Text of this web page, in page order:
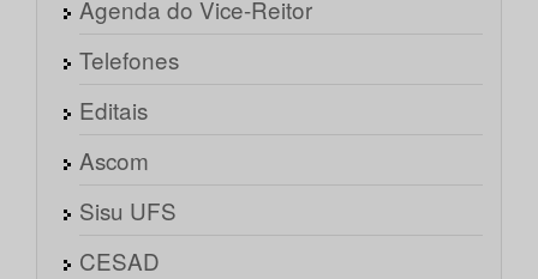
Agenda do Vice-Reitor
Telefones
Editais
Ascom
Sisu UFS
CESAD